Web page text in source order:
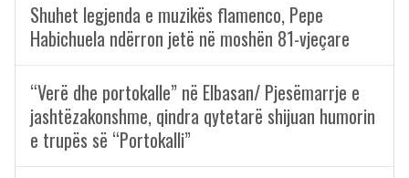
Shuhet legjenda e muzikës flamenco, Pepe
Habichuela ndërron jetë në moshën 81-vjeçare
“Verë dhe portokalle” në Elbasan/ Pjesëmarrje e
jashtëzakonshme, qindra qytetarë shijuan humorin
e trupës së “Portokalli”